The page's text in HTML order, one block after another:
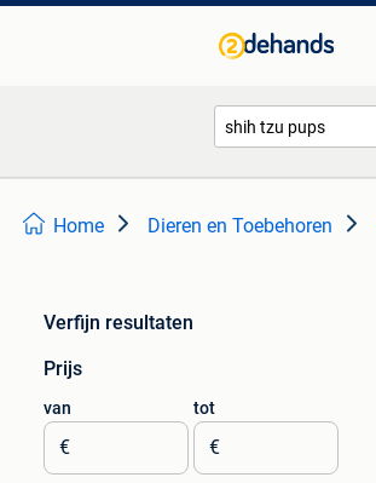
Home Dieren en Toebehoren
Verfijn resultaten
Prijs
van
€
tot
€